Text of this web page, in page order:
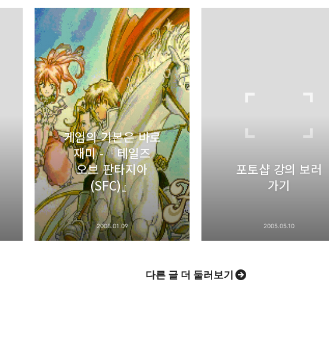
South Korea, Since 2004
카카오톡 트위터
Pocket Evernote
게임의 기본은 바로
재미 -『테일즈
오브 판타지아
(SFC)』
2008.01.09
포토샵 강의 보러
가기
2005.05.10
다른 글 더 둘러보기